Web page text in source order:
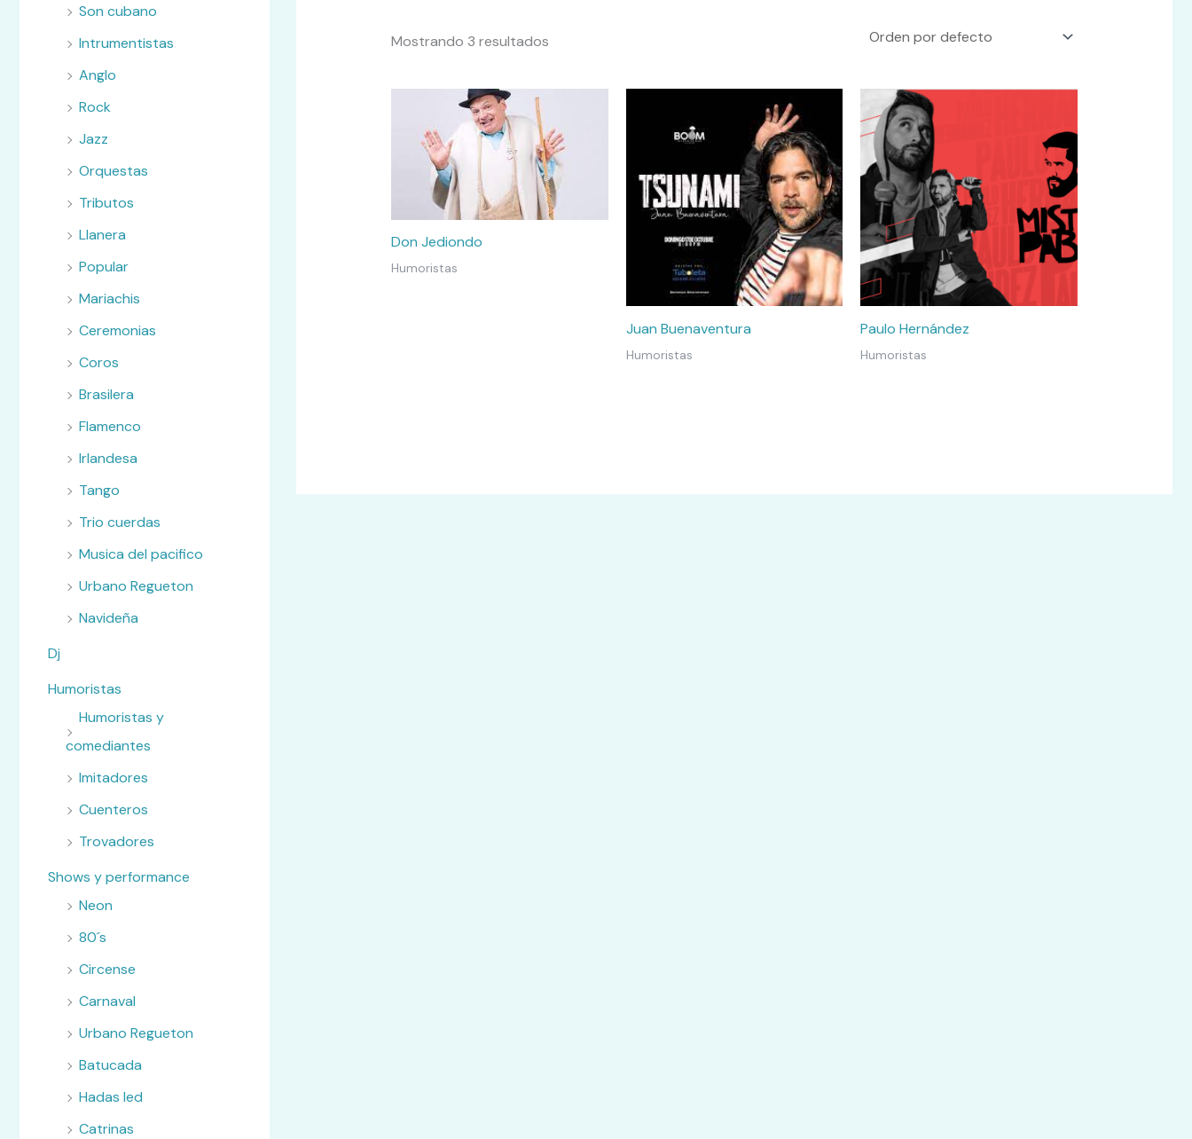
Son cubano
Intrumentistas
Anglo
Rock
Jazz
Orquestas
Tributos
Llanera
Popular
Mariachis
Ceremonias
Coros
Brasilera
Flamenco
Irlandesa
Tango
Trio cuerdas
Musica del pacifico
Urbano Regueton
Navideña
Dj
Humoristas
Humoristas y
comediantes
Imitadores
Cuenteros
Trovadores
Shows y performance
Neon
80´s
Circense
Carnaval
Urbano Regueton
Batucada
Hadas led
Catrinas
Mostrando 3 resultados
Don Jediondo
Humoristas
Juan Buenaventura
Humoristas
Paulo Hernández
Humoristas